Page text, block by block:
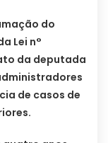
do
Lei n°
da deputada
de casos de